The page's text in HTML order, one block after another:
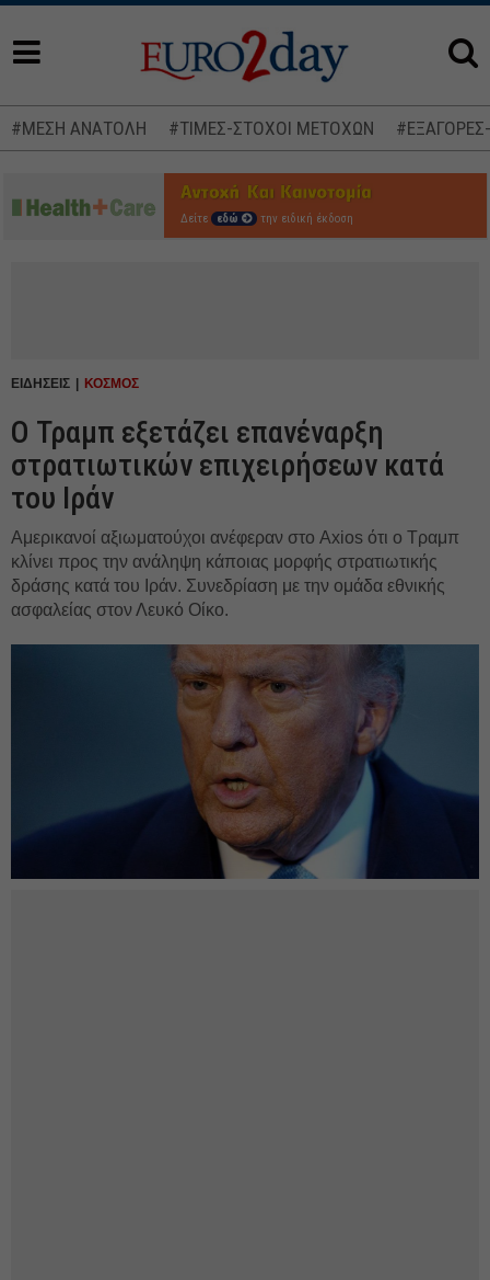
#ΜΕΣΗ ΑΝΑΤΟΛΗ #ΤΙΜΕΣ-ΣΤΟΧΟΙ ΜΕΤΟΧΩΝ
Δείτε εδώ την ειδική έκδοση
ΕΙΔΗΣΕΙΣ ΚΟΣΜΟΣ
Ο Τραμπ εξετάζει επανέναρξη
στρατιωτικών επιχειρήσεων κατά
του Ιράν
Αμερικανοί αξιωματούχοι ανέφεραν στο Axios ότι ο Τραμπ
κλίνει προς την ανάληψη κάποιας μορφής στρατιωτικής
δράσης κατά του Ιράν. Συνεδρίαση με την ομάδα εθνικής
ασφαλείας στον Λευκό Οίκο.